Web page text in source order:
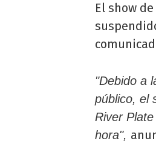
El show de
"Debido a
público, el
River
hora",